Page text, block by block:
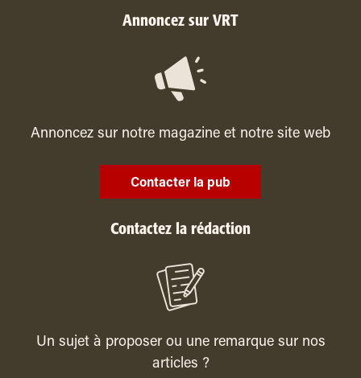
Annoncez sur VRT
Annoncez sur notre magazine et notre site web
Contacter la pub
Contactez la rédaction
Un sujet à proposer ou une remarque sur nos
articles ?